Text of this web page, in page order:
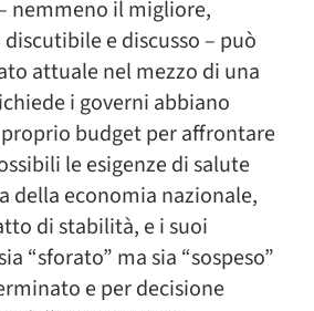
nemmeno il migliore,
e discusso – può
attuale nel mezzo di una
i governi abbiano
budget per affrontare
le esigenze di salute
della economia nazionale,
di stabilità, e i suoi
“sforato” ma sia “sospeso”
e per decisione